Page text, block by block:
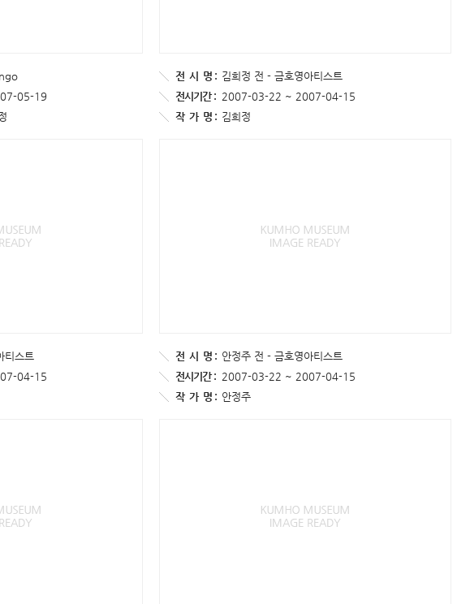
05-19
전 시 명 : 김희정 전 - 금호영아티스트
전시기간 : 2007-03-22 ~ 2007-04-15
작 가 명 : 김희정
티스트
04-15
전 시 명 : 안정주 전 - 금호영아티스트
전시기간 : 2007-03-22 ~ 2007-04-15
작 가 명 : 안정주